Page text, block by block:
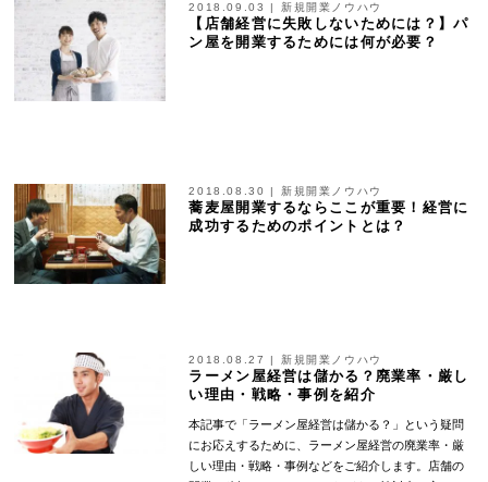
2018.09.03 | 新規開業ノウハウ
【店舗経営に失敗しないためには？】パ
ン屋を開業するためには何が必要？
2018.08.30 | 新規開業ノウハウ
蕎麦屋開業するならここが重要！経営に
成功するためのポイントとは？
2018.08.27 新規開業ノウハウ
ラーメン屋経営は儲かる？廃業率・厳し
い理由・戦略・事例を紹介
本記事で「ラーメン屋経営は儲かる？」という疑問
にお応えするために、ラーメン屋経営の廃業率・厳
しい理由・戦略・事例などをご紹介します。店舗の